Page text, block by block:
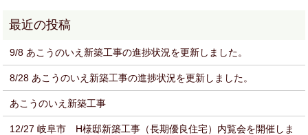
9/8 あこうのいえ新築工事の進捗状況を更新しました。
8/28 あこうのいえ新築工事の進捗状況を更新しました。
あこうのいえ新築工事
12/27 岐阜市 H様邸新築工事（長期優良住宅）内覧会を開催しま